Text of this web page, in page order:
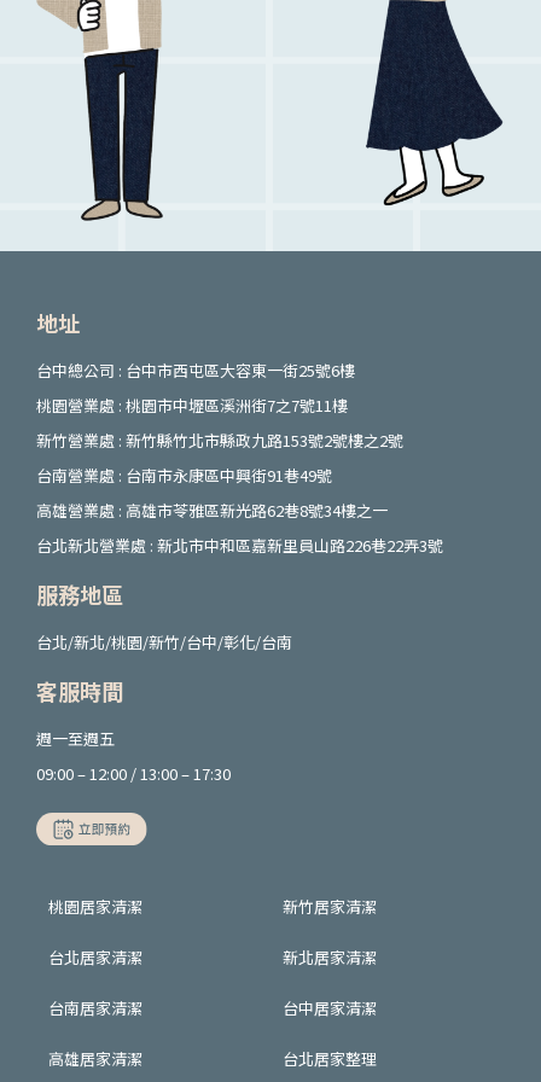
地址
台中總公司 : 台中市西屯區大容東一街25號6樓
桃園營業處 : 桃園市中壢區溪洲街7之7號11樓
新竹營業處 : 新竹縣竹北市縣政九路153號2號樓之2號
台南營業處 : 台南市永康區中興街91巷49號
高雄營業處 : 高雄市苓雅區新光路62巷8號34樓之一
台北新北營業處 : 新北市中和區嘉新里員山路226巷22弄3號
服務地區
台北/新北/桃園/新竹/台中/彰化/台南
客服時間
週一至週五
09:00 – 12:00 / 13:00 – 17:30
桃園居家清潔 新竹居家清潔
台北居家清潔 新北居家清潔
台南居家清潔 台中居家清潔
高雄居家清潔 台北居家整理